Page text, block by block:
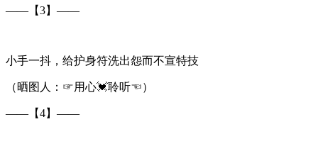
——【3】——
小手一抖，给护身符洗出怨而不宣特技
（晒图人：☞用心💓聆听☜）
——【4】——